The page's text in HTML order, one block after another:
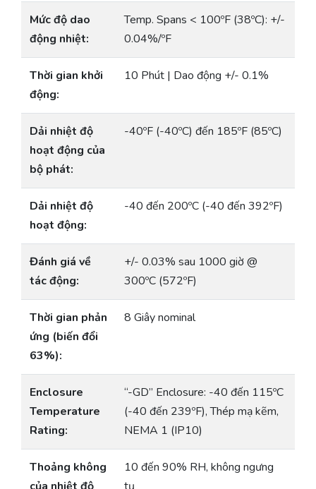
Mức độ dao
động nhiệt:
Temp. Spans < 100ºF (38ºC): +/-
0.04%/ºF
Thời gian khởi
động:
10 Phút | Dao động +/- 0.1%
Dải nhiệt độ
hoạt động của
bộ phát:
-40ºF (-40ºC) đến 185ºF (85ºC)
Dải nhiệt độ
hoạt động:
-40 đến 200ºC (-40 đến 392ºF)
Đánh giá về
tác động:
+/- 0.03% sau 1000 giờ @
300ºC (572ºF)
Thời gian phản
ứng (biến đổi
63%):
8 Giây nominal
Enclosure
Temperature
Rating:
“-GD” Enclosure: -40 đến 115ºC
(-40 đến 239ºF), Thép mạ kẽm,
NEMA 1 (IP10)
Thoảng không
10 đến 90% RH, không ngưng